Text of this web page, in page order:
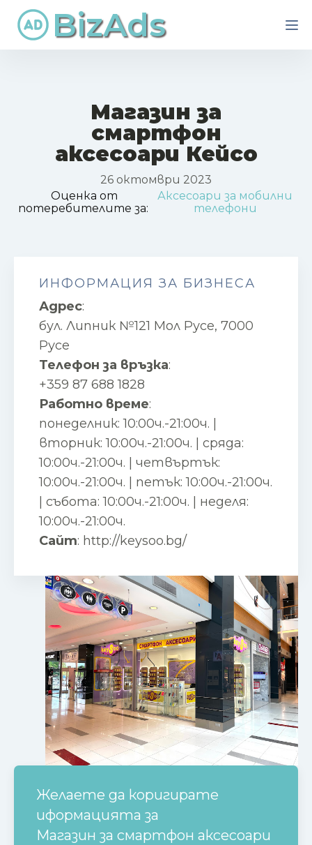
BizAds
Магазин за
смартфон
аксесоари Кейсо
26 октомври 2023
Оценка от
потеребителите за:
Аксесоари за мобилни
телефони
ИНФОРМАЦИЯ ЗА БИЗНЕСА
Адрес:
бул. Липник №121 Мол Русе, 7000
Русе
Телефон за връзка:
+359 87 688 1828
Работно време:
понеделник: 10:00ч.-21:00ч. |
вторник: 10:00ч.-21:00ч. | сряда:
10:00ч.-21:00ч. | четвъртък:
10:00ч.-21:00ч. | петък: 10:00ч.-21:00ч.
| събота: 10:00ч.-21:00ч. | неделя:
10:00ч.-21:00ч.
Сайт: http://keysoo.bg/
Желаете да коригирате
иформацията за
Магазин за смартфон аксесоари